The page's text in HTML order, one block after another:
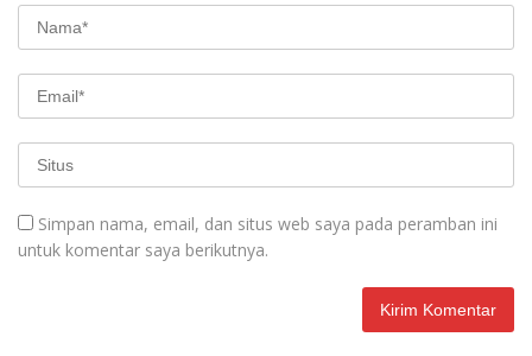
Simpan nama, email, dan situs web saya pada peramban ini
untuk komentar saya berikutnya.